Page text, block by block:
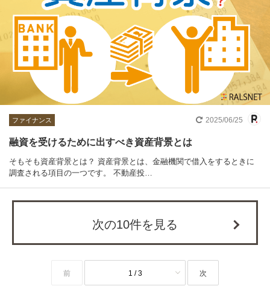
ファイナンス 2025/06/25
融資を受けるために出すべき資産背景とは
そもそも資産背景とは？ 資産背景とは、金融機関で借入をするときに
調査される項目の一つです。 不動産投…
次の10件を見る
前 1 / 3 次